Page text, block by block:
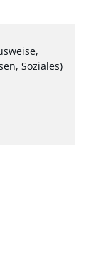
Soziales)